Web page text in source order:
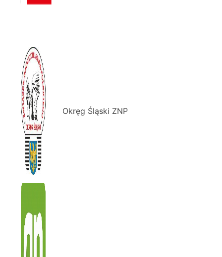
Okręg Śląski ZNP